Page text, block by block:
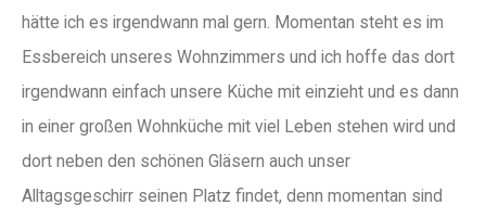
hätte ich es irgendwann mal gern. Momentan steht es im
Essbereich unseres Wohnzimmers und ich hoffe das dort
irgendwann einfach unsere Küche mit einzieht und es dann
in einer großen Wohnküche mit viel Leben stehen wird und
dort neben den schönen Gläsern auch unser
Alltagsgeschirr seinen Platz findet, denn momentan sind